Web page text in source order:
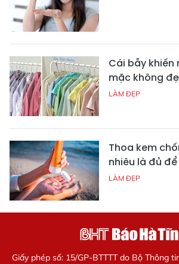
Cái bẫy khiến
mặc không
LÀM ĐẸP
Thoa kem
nhiêu là đủ
LÀM ĐẸP
Giấy phép số: 15/GP-BTTTT do Bộ Thông